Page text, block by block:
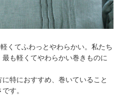
くてふわっとやわらかい。私たち
も軽くてやわらかい巻きものに
特におすすめ、巻いていること
す。